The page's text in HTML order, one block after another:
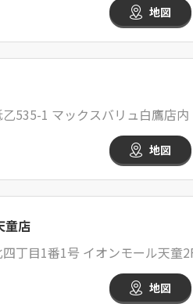
地図
535-1 マックスバリュ白鷹店内
地図
童店
丁目1番1号 イオンモール天童
地図